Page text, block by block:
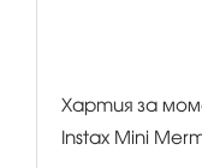
Хартия за
Instax Mini